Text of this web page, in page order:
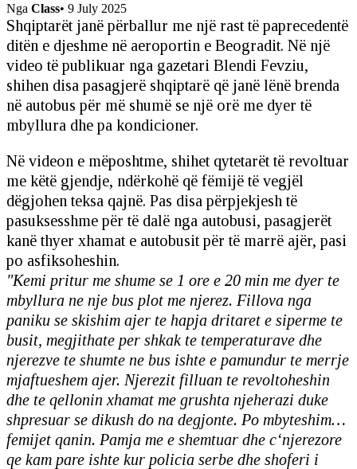
Nga Class• 9 July 2025
Shqiptarët janë përballur me një rast të paprecedentë
ditën e djeshme në aeroportin e Beogradit. Në një
video të publikuar nga gazetari Blendi Fevziu,
shihen disa pasagjerë shqiptarë që janë lënë brenda
në autobus për më shumë se një orë me dyer të
mbyllura dhe pa kondicioner.
Në videon e mëposhtme, shihet qytetarët të revoltuar
me këtë gjendje, ndërkohë që fëmijë të vegjël
dëgjohen teksa qajnë. Pas disa përpjekjesh të
pasuksesshme për të dalë nga autobusi, pasagjerët
kanë thyer xhamat e autobusit për të marrë ajër, pasi
po asfiksoheshin.
"Kemi pritur me shume se 1 ore e 20 min me dyer te
mbyllura ne nje bus plot me njerez. Fillova nga
paniku se skishim ajer te hapja dritaret e siperme te
busit, megjithate per shkak te temperaturave dhe
njerezve te shumte ne bus ishte e pamundur te merrje
mjaftueshem ajer. Njerezit filluan te revoltoheshin
dhe te qellonin xhamat me grushta njeherazi duke
shpresuar se dikush do na degjonte. Po mbyteshim…
femijet qanin. Pamja me e shemtuar dhe c‘njerezore
qe kam pare ishte kur policia serbe dhe shoferi i